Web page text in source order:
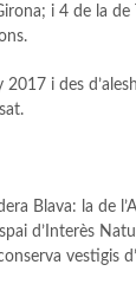
i 4 de la de
i des
Blava: la de
d’Interès
vestigis